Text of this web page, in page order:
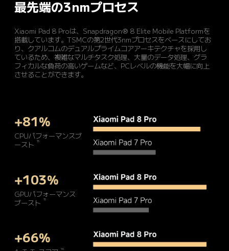
最先端の3nmプロセス
Xiaomi Pad 8 Proは、Snapdragon® 8 Elite Mobile Platformを
搭載しています。TSMCの第2世代3nmプロセスをベースにしてお
り、クアルコムのデュアルプライムコアアーキテクチャを採用し
ているため、複雑なマルチタスク処理、大量のデータ処理、グラ
フィカルな負荷の高いゲームなど、PCレベルの機能を大幅に向上
させることができます。
+81%
CPUパフォーマンスブ
ースト
15
+103%
GPUパフォーマンス
ブースト
15
+66%
16